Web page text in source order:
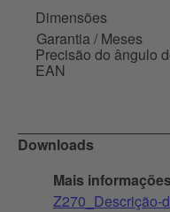
Dimensões
Garantia / Meses
Precisão do ângulo
EAN
Downloads
Mais informações
Z270_Descrição-